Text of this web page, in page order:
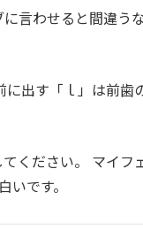
言わせると間違う
に出す「ｌ」は前
ください。 マイフ
です。